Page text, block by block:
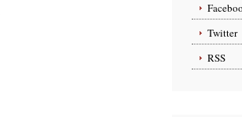
Twitter
RSS